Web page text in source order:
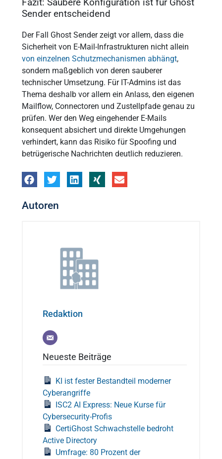
Sender entscheidend
Der Fall Ghost Sender zeigt vor allem, dass die
Sicherheit von E-Mail-Infrastrukturen nicht allein
von einzelnen Schutzmechanismen abhängt,
sondern maßgeblich von deren sauberer
technischer Umsetzung. Für IT-Admins ist das
Thema deshalb vor allem ein Anlass, den eigenen
Mailflow, Connectoren und Zustellpfade genau zu
prüfen. Wer den Weg eingehender E-Mails
konsequent absichert und direkte Umgehungen
verhindert, kann das Risiko für Spoofing und
betrügerische Nachrichten deutlich reduzieren.
Autoren
Redaktion
Neueste Beiträge
KI ist fester Bestandteil moderner
Cyberangriffe
ISC2 AI Express: Neue Kurse für
Cybersecurity-Profis
CertiGhost Schwachstelle bedroht
Active Directory
Umfrage: 80 Prozent der